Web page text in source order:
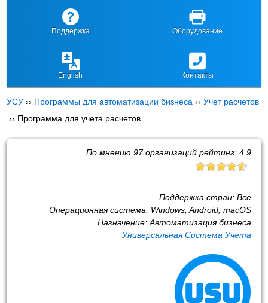
Поддержка Оборудование
English Контакты
УСУ ›› Программы для автоматизации бизнеса ››Учет расчетов
›› Программа для учета расчетов
По мнению 97организаций рейтинг: 4.9
Поддержка стран: Все
Операционная система: Windows, Android, macOS
Назначение: Автоматизация бизнеса
Универсальная Система Учета